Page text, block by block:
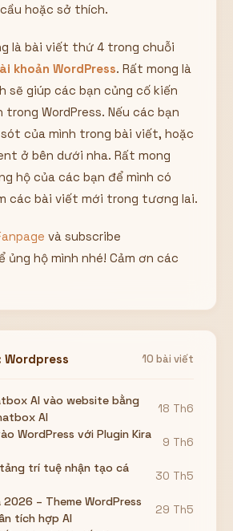
hoặc sở thích.
là bài viết thứ 4 trong chuỗi
khoản WordPress. Rất mong là
sẽ giúp các bạn củng cố kiến
WordPress. Nếu các bạn
của mình trong bài viết, hoặc
ở bên dưới nha. Rất mong
hộ của các bạn để mình có
các bài viết mới trong tương lai.
và subscribe
ủng hộ mình nhé! Cảm ơn các
Wordpress 10 bài viết
AI vào website bằng
AI
18 Th6
WordPress với Plugin Kira
9 Th6
tảng trí tuệ nhận tạo cá
30 Th5
2026 – Theme WordPress
tích hợp AI
29 Th5